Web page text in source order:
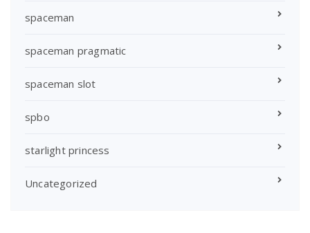
spaceman
spaceman pragmatic
spaceman slot
spbo
starlight princess
Uncategorized